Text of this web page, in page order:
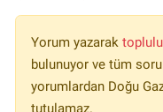
Yorum yazarak
bulunuyor ve tüm
yorumlardan Doğu
tutulamaz.